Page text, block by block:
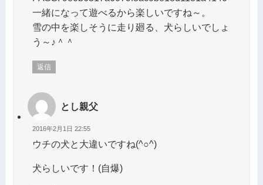
一緒になって遊べるから楽しいですね～。
雪の中を楽しそうに走り廻る、犬らしいでしょ
う～♪＾＾
返信
とし親父
2016年2月1日 22:55
ウチの犬と大違いですね(^○^)
犬らしいです！(自爆)